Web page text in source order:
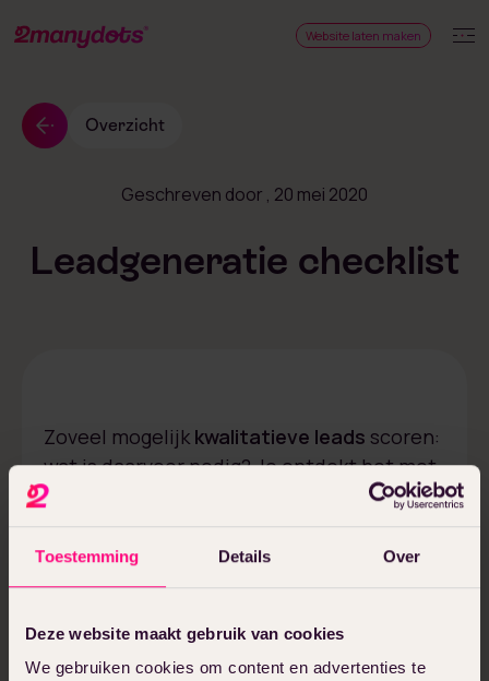
Toestemming Details Over
Deze website maakt gebruik van cookies
We gebruiken cookies om content en advertenties te
Website laten maken
Overzicht
Geschreven door , 20 mei 2020
Leadgeneratie checklist
Zoveel mogelijk kwalitatieve leads scoren:
wat is daarvoor nodig? Je ontdekt het met
deze checklist voor marketing-
de punten kan jij afvinken?
Zakelijk e-mailadres*